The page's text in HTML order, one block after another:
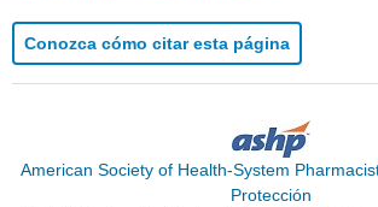
Conozca cómo citar esta página
American Society of Health-System
Protección